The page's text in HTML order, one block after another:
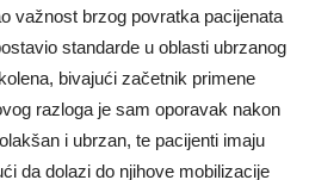
važnost brzog povratka pacijenata
standarde u oblasti ubrzanog
bivajući začetnik primene
razloga je sam oporavak nakon
i ubrzan, te pacijenti imaju
da dolazi do njihove mobilizacije